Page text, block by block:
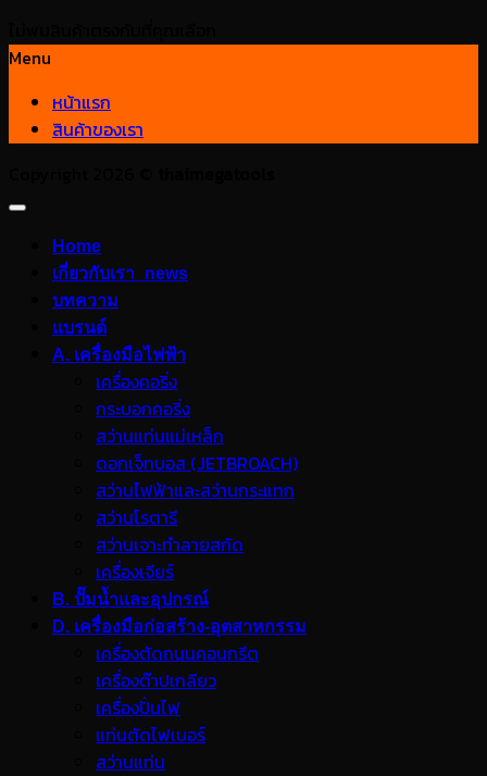
Menu
หน้าแรก
สินค้าของเรา
Home
เกี่ยวกับเรา_news
บทความ
แบรนด์
A. เครื่องมือไฟฟ้า
เครื่องคอริ่ง
กระบอกคอริ่ง
สว่านแท่นแม่เหล็ก
ดอกเจ็ทบอส (JETBROACH)
สว่านไฟฟ้าและสว่านกระแทก
สว่านโรตารี
สว่านเจาะทำลายสกัด
เครื่องเจียร์
B. ปั๊มน้ำและอุปกรณ์
D. เครื่องมือก่อสร้าง-อุตสาหกรรม
เครื่องตัดถนนคอนกรีต
เครื่องต๊าปเกลียว
เครื่องปั่นไฟ
แท่นตัดไฟเบอร์
สว่านแท่น